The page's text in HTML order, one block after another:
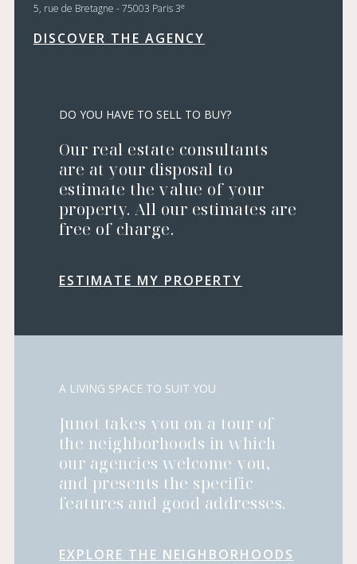
5, rue de Bretagne - 75003 Paris 3e
DISCOVER THE AGENCY
DO YOU HAVE TO SELL TO BUY?
Our real estate consultants
are at your disposal to
estimate the value of your
property. All our estimates are
free of charge.
ESTIMATE MY PROPERTY
A LIVING SPACE TO SUIT YOU
Junot takes you on a tour of
the neighborhoods in which
our agencies welcome you,
and presents the specific
features and good addresses.
EXPLORE THE NEIGHBORHOODS